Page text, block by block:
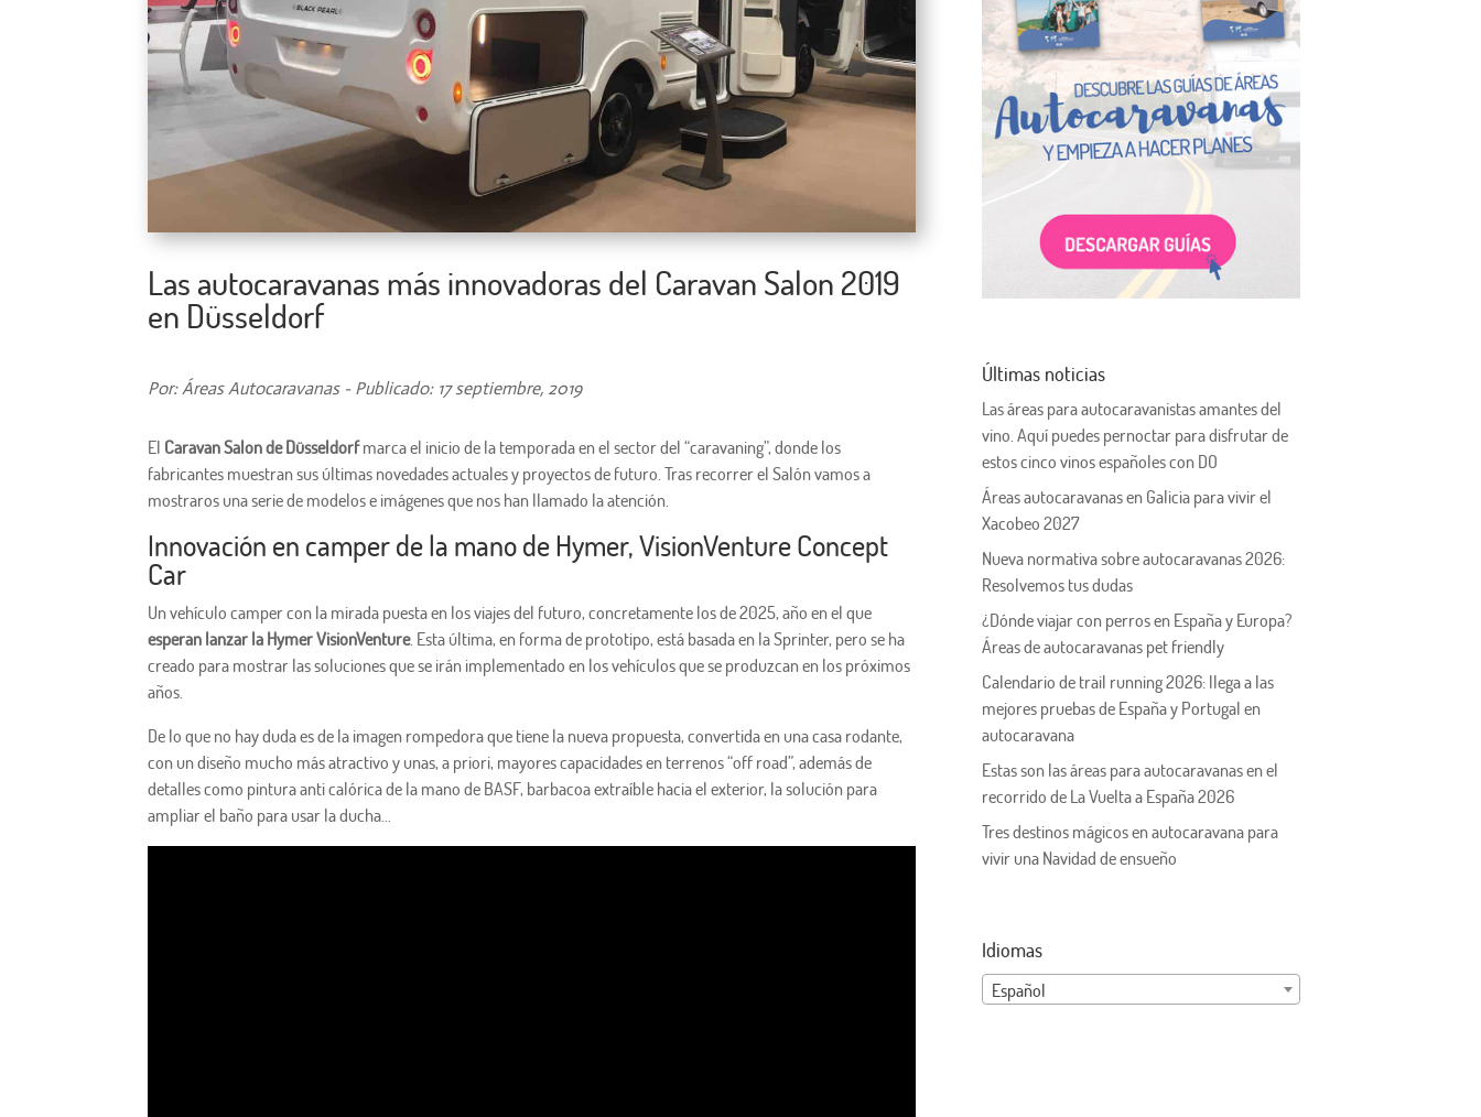
Las autocaravanas más innovadoras del Caravan Salon 2019
en Düsseldorf
Por: Áreas Autocaravanas - Publicado: 17 septiembre, 2019
El Caravan Salon de Düsseldorfmarca el inicio de la temporada en el sector del “caravaning”, donde los
fabricantes muestran sus últimas novedades actuales y proyectos de futuro. Tras recorrer el Salón vamos a
mostraros una serie de modelos e imágenes que nos han llamado la atención.
Innovación en camper de la mano de Hymer, VisionVenture Concept
Car
Un vehículo camper con la mirada puesta en los viajes del futuro, concretamente los de 2025, año en el que
esperan lanzar la Hymer VisionVenture. Esta última, en forma de prototipo, está basada en la Sprinter, pero se ha
creado para mostrar las soluciones que se irán implementado en los vehículos que se produzcan en los próximos
años.
De lo que no hay duda es de la imagen rompedora que tiene la nueva propuesta, convertida en una casa rodante,
con un diseño mucho más atractivo y unas, a priori, mayores capacidades en terrenos “off road”, además de
detalles como pintura anti calórica de la mano de BASF, barbacoa extraíble hacia el exterior, la solución para
ampliar el baño para usar la ducha…
Últimas noticias
Las áreas para autocaravanistas amantes del
vino. Aquí puedes pernoctar para disfrutar de
estos cinco vinos españoles con DO
Áreas autocaravanas en Galicia para vivir el
Xacobeo 2027
Nueva normativa sobre autocaravanas 2026:
Resolvemos tus dudas
¿Dónde viajar con perros en España y Europa?
Áreas de autocaravanas pet friendly
Calendario de trail running 2026: llega a las
mejores pruebas de España y Portugal en
autocaravana
Estas son las áreas para autocaravanas en el
recorrido de La Vuelta a España 2026
Tres destinos mágicos en autocaravana para
vivir una Navidad de ensueño
Idiomas
Español